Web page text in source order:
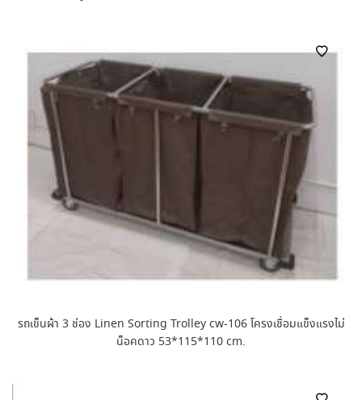
รถเข็นผ้า 3 ช่อง Linen Sorting Trolley cw-106 โครงเชื่อมแข็งแรงไม่
น็อคดาว 53*115*110 cm.